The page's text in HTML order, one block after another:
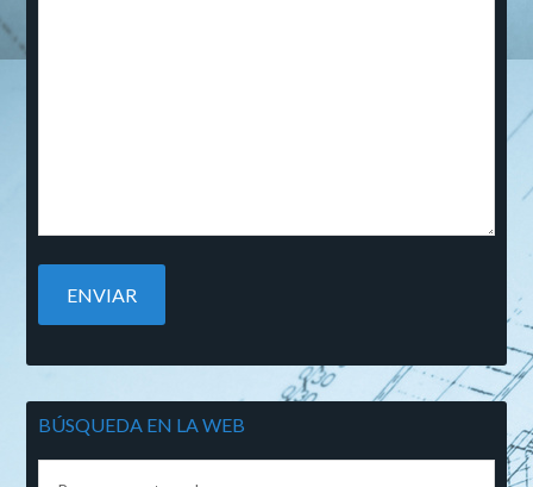
BÚSQUEDA EN LA WEB